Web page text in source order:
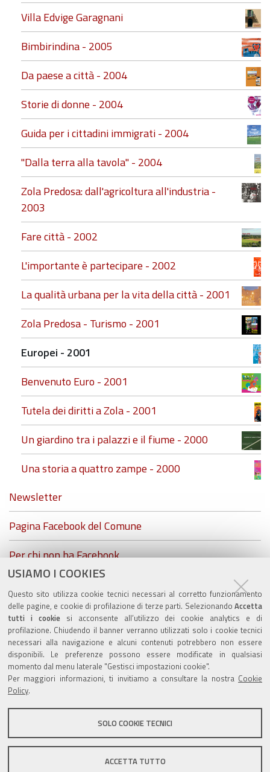
USIAMO I COOKIES
Questo sito utilizza cookie tecnici necessari al corretto funzionamento
delle pagine, e cookie di profilazione di terze parti. Selezionando Accetta
tutti i cookiesi acconsente all’utilizzo dei cookie analytics e di
profilazione. Chiudendo il banner verranno utilizzati solo i cookie tecnici
necessari alla navigazione e alcuni contenuti potrebbero non essere
disponibili. Le preferenze possono essere modificate in qualsiasi
momento dal menu laterale "Gestisci impostazioni cookie".
Per maggiori informazioni, ti invitiamo a consultare la nostra Cookie
Policy.
SOLO COOKIE TECNICI
ACCETTA TUTTO
Villa Edvige Garagnani
Bimbirindina - 2005
Da paese a città - 2004
Storie di donne - 2004
Guida per i cittadini immigrati - 2004
"Dalla terra alla tavola" - 2004
Zola Predosa: dall'agricoltura all'industria -
2003
Fare città - 2002
L'importante è partecipare - 2002
La qualità urbana per la vita della città - 2001
Zola Predosa - Turismo - 2001
Europei - 2001
Benvenuto Euro - 2001
Tutela dei diritti a Zola - 2001
Un giardino tra i palazzi e il fiume - 2000
Una storia a quattro zampe - 2000
Newsletter
Pagina Facebook del Comune
Per chi non ha Facebook...
ZolaGram - il canale Telegram del Comune di Zola
Predosa
Valuta questo sito
Sito istituzionale Comune di Zola Predosa